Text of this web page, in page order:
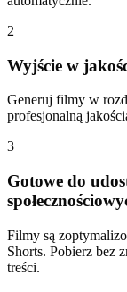
2
Wyjście w
Generuj filmy w
profesjonalną
3
Gotowe do
Filmy są
Shorts. Pobierz bez
treści.